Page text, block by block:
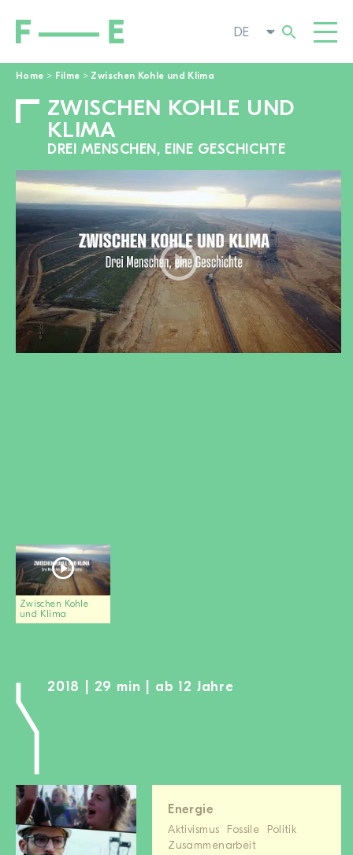
Home > Filme > Zwischen Kohle und Klima
ZWISCHEN KOHLE UND
KLIMA
DREI MENSCHEN, EINE GESCHICHTE
Zwischen Kohle
und Klima
2018 | 29 min | ab 12 Jahre
Energie
Aktivismus Fossile
Politik
Zusammenarbeit
FILME
FESTIVAL
POP-UP KINO
ENGAGIEREN
AKTUELL
ÜBER UNS
Film-Kits
Login
Suchen
nach:
ZUR FILMSUCHE